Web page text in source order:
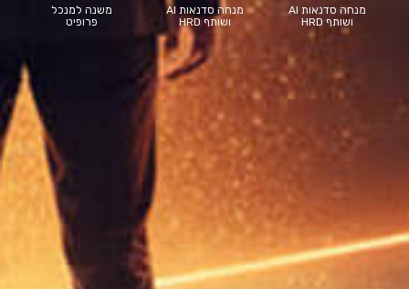
מנחה סדנאות AI
ושותף HRD
מנחה סדנאות AI
ושותף HRD
משנה למנכל
פרופיט